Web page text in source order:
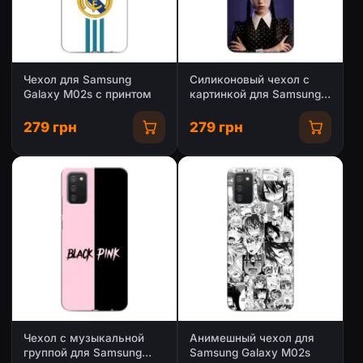
Чехол для Samsung
Galaxy M02s с принтом
279 грн
Силиконовый чехол с
картинкой для Samsung
279 грн
Чехол с музыкальной
группой для Samsung
Анимешный чехол для
Samsung Galaxy M02s